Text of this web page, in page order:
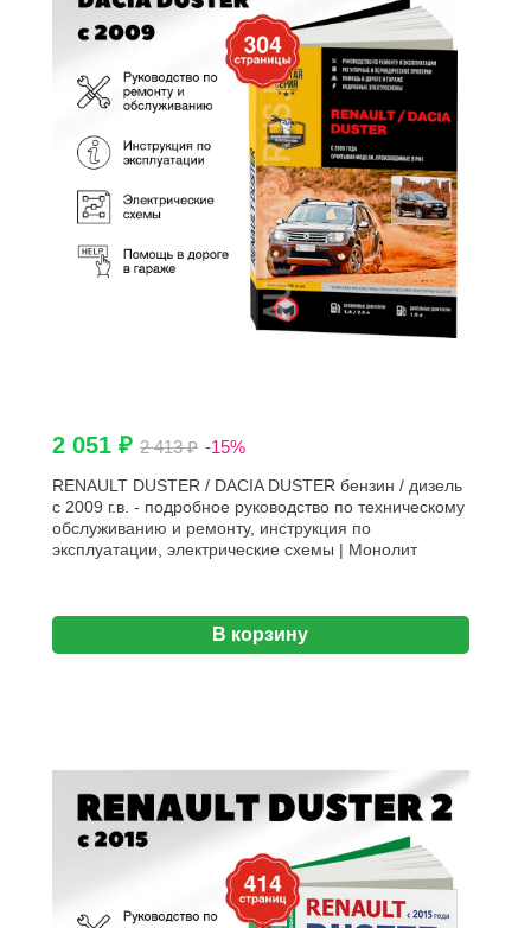
2 051 ₽ 2 413 ₽ -15%
RENAULT DUSTER / DACIA DUSTER бензин / дизель
с 2009 г.в. - подробное руководство по техническому
обслуживанию и ремонту, инструкция по
эксплуатации, электрические схемы | Монолит
В корзину